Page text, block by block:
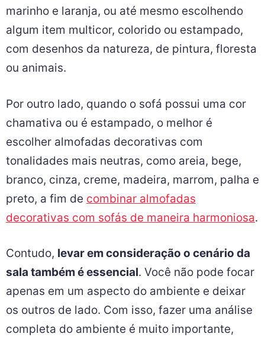
marinho e laranja, ou até mesmo escolhendo
algum item multicor, colorido ou estampado,
com desenhos da natureza, de pintura, floresta
ou animais.
Por outro lado, quando o sofá possui uma cor
chamativa ou é estampado, o melhor é
escolher almofadas decorativas com
tonalidades mais neutras, como areia, bege,
branco, cinza, creme, madeira, marrom, palha e
preto, a fim de combinar almofadas
decorativas com sofás de maneira harmoniosa.
Contudo, levar em consideração o cenário da
sala também é essencial. Você não pode focar
apenas em um aspecto do ambiente e deixar
os outros de lado. Com isso, fazer uma análise
completa do ambiente é muito importante,